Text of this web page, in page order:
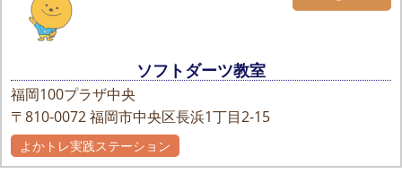
ソフトダーツ教室
福岡100プラザ中央
〒810-0072福岡市中央区長浜1丁目2-15
よかトレ実践ステーション